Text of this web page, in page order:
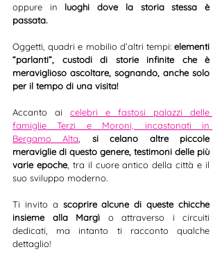
oppure in luoghi dove la storia stessa è
passata.
Oggetti, quadri e mobilio d’altri tempi: elementi
“parlanti”, custodi di storie infinite che è
meraviglioso ascoltare, sognando, anche solo
per il tempo di una visita!
Accanto ai celebri e fastosi palazzi delle
famiglie Terzi e Moroni, incastonati in
Bergamo Alta
si celano altre piccole
meraviglie di questo genere, testimoni delle più
varie epoche, tra il cuore antico della città e il
suo sviluppo moderno.
Ti invito a scoprire alcune di queste chicche
insieme alla Margì o attraverso i circuiti
dedicati, ma intanto ti racconto qualche
dettaglio!